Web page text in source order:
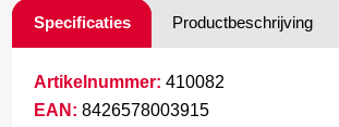
Specificaties Productbeschrijving
Artikelnummer: 410082
EAN: 8426578003915